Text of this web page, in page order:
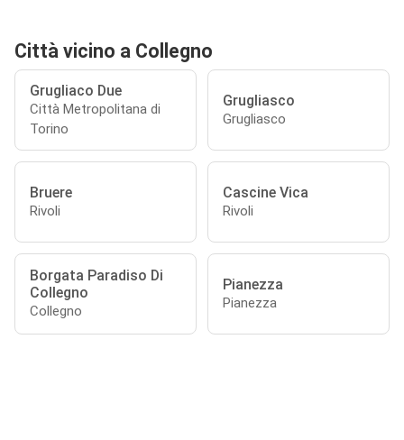
Città vicino a Collegno
Grugliaco Due
Città Metropolitana di
Torino
Grugliasco
Grugliasco
Bruere
Rivoli
Cascine Vica
Rivoli
Borgata Paradiso Di
Collegno
Collegno
Pianezza
Pianezza